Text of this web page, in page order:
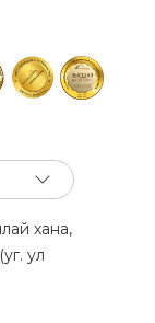
хана,
ул